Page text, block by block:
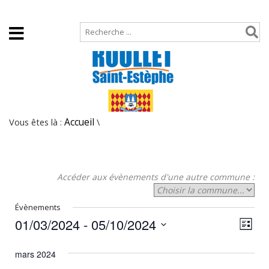
Vous êtes là : Accueil \
Accéder aux évènements d'une autre commune :
Évènements
N
a
N
Liste
01/03/2024 - 05/10/2024
une
mars 2024